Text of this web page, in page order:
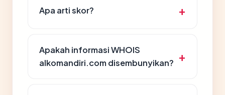
Apa arti skor?
Apakah informasi WHOIS
alkomandiri.com disembunyikan?